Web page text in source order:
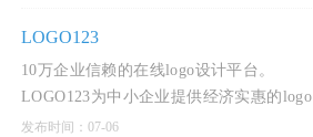
服务。
LOGO123
10万企业信赖的在线logo设计平台。
LOGO123为中小企业提供经济实惠的logo
设计服务。智能化设计公司logo，商标设
发布时间：07-06